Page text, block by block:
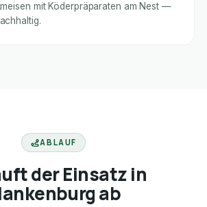
mit Köderpräparaten am Nest —
ABLAUF
der Einsatz in
ab